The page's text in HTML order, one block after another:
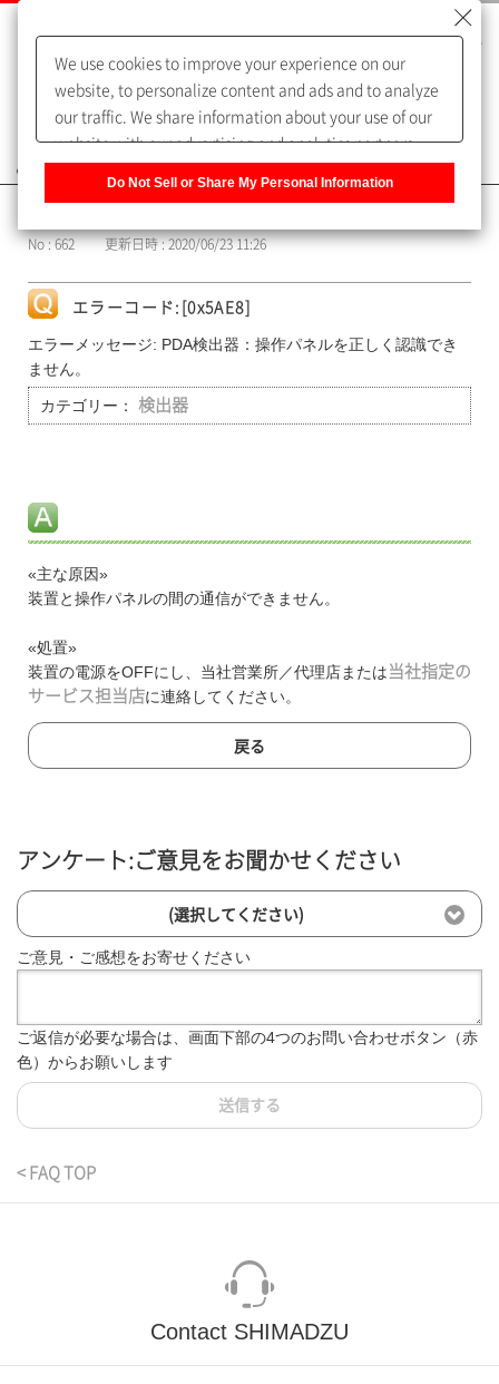
よくあるご質問（FAQ）
No : 662 更新日時 : 2020/06/23 11:26
エラーコード:[0x5AE8]
エラーメッセージ: PDA検出器：操作パネルを正しく認識でき
ません。
カテゴリー： 検出器
«主な原因»
装置と操作パネルの間の通信ができません。
«処置»
装置の電源をOFFにし、当社営業所／代理店または 当社指定の
サービス担当店に連絡してください。
戻る
アンケート:ご意見をお聞かせください
(選択してください)
ご意見・ご感想をお寄せください
ご返信が必要な場合は、画面下部の4つのお問い合わせボタン（赤
色）からお願いします
送信する
< FAQ TOP
Contact SHIMADZU
We use cookies to improve your experience on our
website, to personalize content and ads and to analyze
our traffic. We share information about your use of our
website with our advertising and analytics partners,
of our sharing information about you with our partners.
Information] to customize your cookie settings on our
Do Not Sell or Share My Personal Information